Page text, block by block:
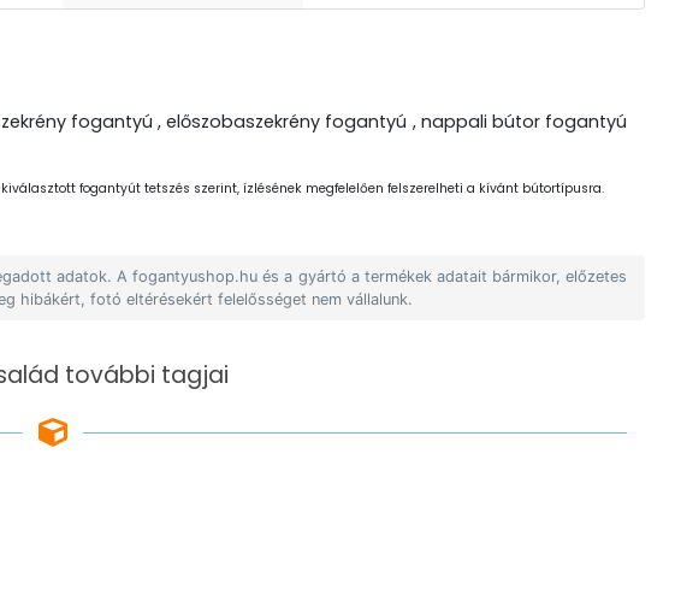
fogantyú , előszobaszekrény fogantyú , nappali bútor fogantyú
fogantyút tetszés szerint, ízlésének megfelelően felszerelheti a kívánt bútortípusra.
adatok. A fogantyushop.hu és a gyártó a termékek adatait bármikor, előzetes
hibákért, fotó eltérésekért felelősséget nem vállalunk.
további tagjai